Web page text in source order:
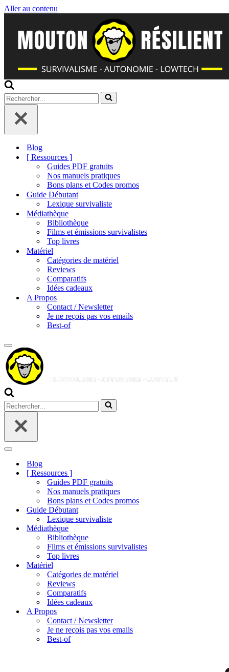
Aller au contenu
Rechercher...
Blog
[ Ressources ]
Guides PDF gratuits
Nos manuels pratiques
Bons plans et Codes promos
Guide Débutant
Lexique survivaliste
Médiathèque
Bibliothèque
Films et émissions survivalistes
Top livres
Matériel
Catégories de matériel
Reviews
Comparatifs
Idées cadeaux
A Propos
Contact / Newsletter
Je ne reçois pas vos emails
Best-of
Menu
de
navigation
Rechercher...
Menu
navigation
Blog
[ Ressources ]
Guides PDF gratuits
Nos manuels pratiques
Bons plans et Codes promos
Guide Débutant
Lexique survivaliste
Médiathèque
Bibliothèque
Films et émissions survivalistes
Top livres
Matériel
Catégories de matériel
Reviews
Comparatifs
Idées cadeaux
A Propos
Contact / Newsletter
Je ne reçois pas vos emails
Best-of